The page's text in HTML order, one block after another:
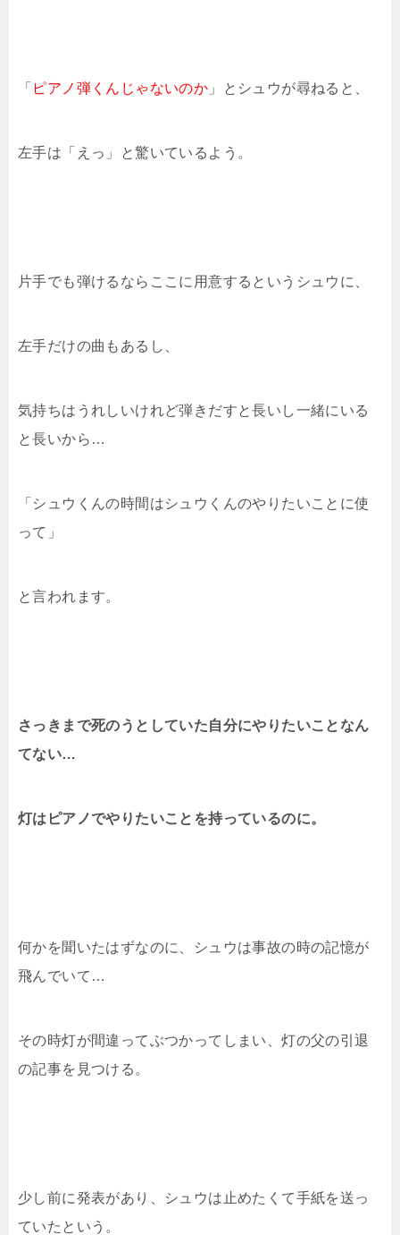
「 ピアノ弾くんじゃないのか 」とシュウが尋ねると、
左手は「えっ」と驚いているよう。
片手でも弾けるならここに用意するというシュウに、
左手だけの曲もあるし、
気持ちはうれしいけれど弾きだすと長いし一緒にいる
と長いから…
「シュウくんの時間はシュウくんのやりたいことに使
って」
と言われます。
さっきまで死のうとしていた自分にやりたいことなん
てない…
灯はピアノでやりたいことを持っているのに。
何かを聞いたはずなのに、シュウは事故の時の記憶が
飛んでいて…
その時灯が間違ってぶつかってしまい、灯の父の引退
の記事を見つける。
少し前に発表があり、シュウは止めたくて手紙を送っ
ていたという。